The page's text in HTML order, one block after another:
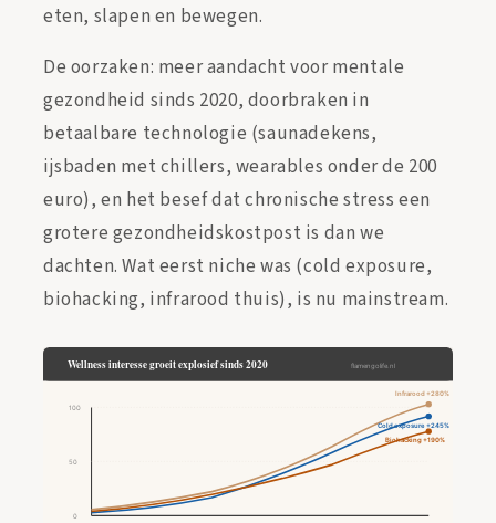
eten, slapen en bewegen.
De oorzaken: meer aandacht voor mentale
gezondheid sinds 2020, doorbraken in
betaalbare technologie (saunadekens,
ijsbaden met chillers, wearables onder de 200
euro), en het besef dat chronische stress een
grotere gezondheidskostpost is dan we
dachten. Wat eerst niche was (cold exposure,
biohacking, infrarood thuis), is nu mainstream.